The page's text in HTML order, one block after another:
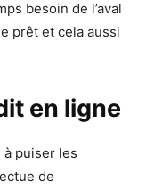
besoin de l’aval
prêt et cela aussi
en ligne
à puiser les
de